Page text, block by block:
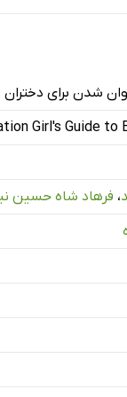
شدن برای دختران
Girl's Guide to
، فرهاد شاه حسین